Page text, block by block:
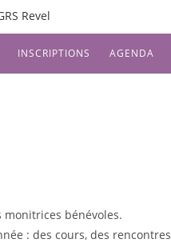
INSCRIPTIONS AGENDA
bénévoles.
: des cours, des rencontres